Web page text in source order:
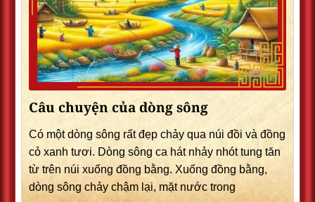
Câu chuyện của dòng sông
Có một dòng sông rất đẹp chảy qua núi đồi và đồng
cỏ xanh tươi. Dòng sông ca hát nhảy nhót tung tăn
từ trên núi xuống đồng bằng. Xuống đồng bằng,
dòng sông chảy chậm lại, mặt nước trong